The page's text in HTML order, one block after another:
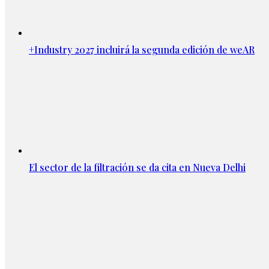
+Industry 2027 incluirá la segunda edición de weAR
El sector de la filtración se da cita en Nueva Delhi